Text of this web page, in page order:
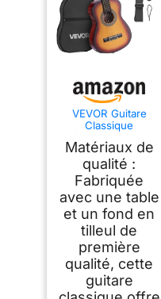
VEVOR Guitare
Classique
Kit avec Cordes en
Nylon, Housse de
Transport, Sangle,
Accordeur, Cordes
Supplémentaires,
Médiators,
Capodastre, en
Tilleul, pour Jeunes
Enfants et Musiciens
Matériaux de
qualité :
Fabriquée
avec une table
et un fond en
tilleul de
première
qualité, cette
guitare